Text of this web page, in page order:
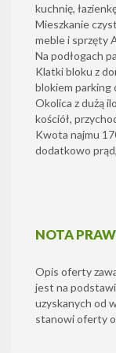
kuchnię,
Mieszkanie
meble i sprzęty
Na podłogach
Klatki bloku z
blokiem parking
Okolica z dużą
kościół,
Kwota najmu
dodatkowo
NOTA
Opis oferty
jest na
uzyskanych od
stanowi oferty